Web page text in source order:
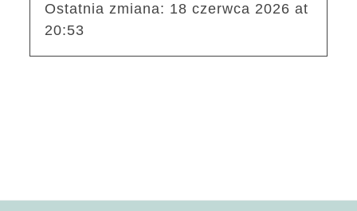
Ostatnia zmiana: 18 czerwca 2026 at
20:53